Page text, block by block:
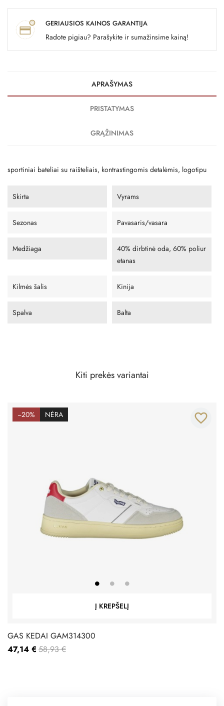
GERIAUSIOS KAINOS GARANTIJA
Radote pigiau? Parašykite ir sumažinsime kainą!
APRAŠYMAS
PRISTATYMAS
GRĄŽINIMAS
sportiniai bateliai su raišteliais, kontrastingomis detalėmis, logotipu
Skirta Vyrams
Sezonas Pavasaris/vasara
Medžiaga
40% dirbtinė oda, 60% poliur
etanas
Kilmės šalis Kinija
Spalva Balta
Kiti prekės variantai
−20% NĖRA
Į KREPŠELĮ
favorite_border
GAS KEDAI GAM314300
47,14 € 58,93 €